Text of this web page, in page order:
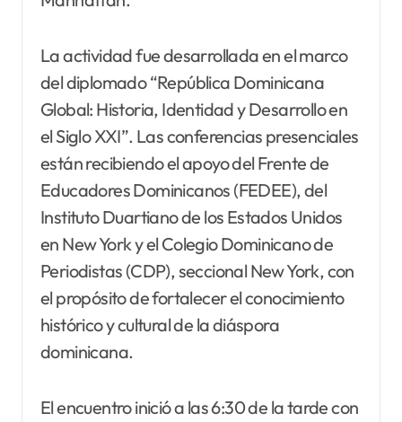
La actividad fue desarrollada en el marco
del diplomado “República Dominicana
Global: Historia, Identidad y Desarrollo en
el Siglo XXI”. Las conferencias presenciales
están recibiendo el apoyo del Frente de
Educadores Dominicanos (FEDEE), del
Instituto Duartiano de los Estados Unidos
en New York y el Colegio Dominicano de
Periodistas (CDP), seccional New York, con
el propósito de fortalecer el conocimiento
histórico y cultural de la diáspora
dominicana.
El encuentro inició a las 6:30 de la tarde con